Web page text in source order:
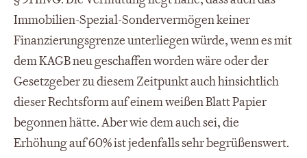
Immobilien-Spezial-Sondervermögen keiner
Finanzierungsgrenze unterliegen würde, wenn es mit
dem KAGB neu geschaffen worden wäre oder der
Gesetzgeber zu diesem Zeitpunkt auch hinsichtlich
dieser Rechtsform auf einem weißen Blatt Papier
begonnen hätte. Aber wie dem auch sei, die
Erhöhung auf 60% ist jedenfalls sehr begrüßenswert.